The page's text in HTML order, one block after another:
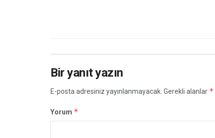
Bir yanıt yazın
E-posta adresiniz yayınlanmayacak. Gerekli alanlar *
Yorum *